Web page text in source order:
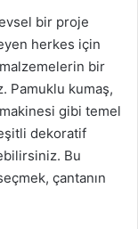
bir proje
herkes için
bir
Pamuklu kumaş,
gibi temel
dekoratif
Bu
çantanın